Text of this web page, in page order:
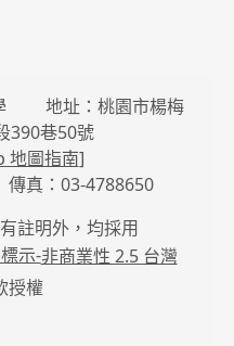
地址：桃園市楊梅
390巷50號
地圖指南]
真：03-4788650
註明外，均採用
示-非商業性 2.5 台灣
授權